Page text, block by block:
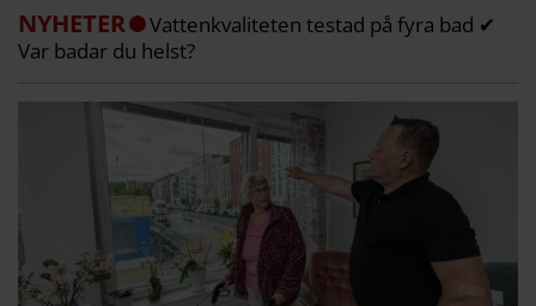
NYHETER
Vattenkvaliteten testad på fyra bad ✔
Var badar du helst?